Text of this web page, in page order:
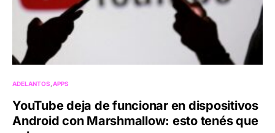
ADELANTOS APPS
YouTube deja de funcionar en dispositivos
Android con Marshmallow: esto tenés que